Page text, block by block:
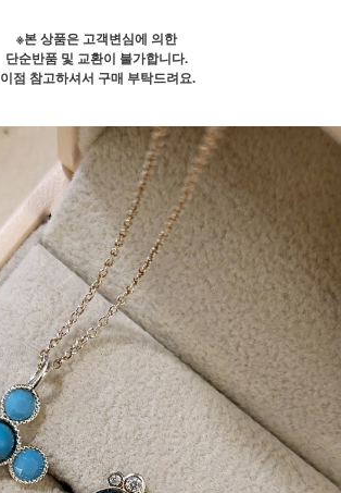
※본 상품은 고객변심에 의한
단순반품 및 교환이 불가합니다.
이점 참고하셔서 구매 부탁드려요.